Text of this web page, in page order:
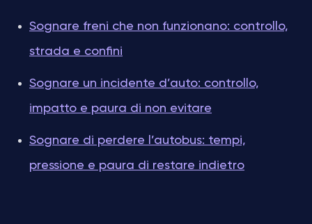
Sognare freni che non funzionano: controllo,
strada e confini
Sognare un incidente d’auto: controllo,
impatto e paura di non evitare
Sognare di perdere l’autobus: tempi,
pressione e paura di restare indietro